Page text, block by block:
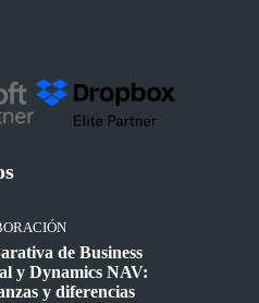
de Business
y Dynamics NAV:
y diferencias